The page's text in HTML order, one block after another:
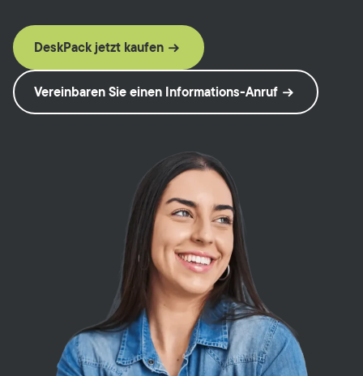
DeskPack jetzt kaufen
Vereinbaren Sie einen Informations-Anruf